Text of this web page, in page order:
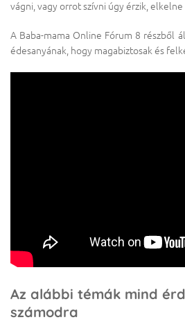
vágni, vagy orrot szívni úgy érzik,
A Baba-mama Online Fórum 8 részből
édesanyának, hogy magabiztosak és
Az alábbi témák mind
számodra